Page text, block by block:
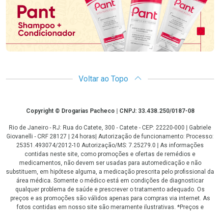
Voltar ao Topo
CopyrightCopyright © Drogarias Pacheco | CNPJ: 33.438.250/0187-08
Rio de Janeiro - RJ: Rua do Catete, 300 - Catete - CEP: 22220-000 | Gabriele
Giovanelli - CRF 28127 | 24 horas| Autorização de funcionamento: Processo:
25351.493074/2012-10 Autorização/MS: 7.25279.0 | As informações
contidas neste site, como promoções e ofertas de remédios e
medicamentos, não devem ser usadas para automedicação e não
substituem, em hipótese alguma, a medicação prescrita pelo profissional da
área médica. Somente o médico está em condições de diagnosticar
qualquer problema de saúde e prescrever o tratamento adequado. Os
preços e as promoções são válidos apenas para compras via internet. As
fotos contidas em nosso site são meramente ilustrativas. *Preços e